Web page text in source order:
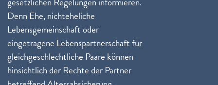
Denn Ehe, nichteheliche
Lebensgemeinschaft oder
eingetragene Lebenspartnerschaft für
gleichgeschlechtliche Paare können
hinsichtlich der Rechte der Partner